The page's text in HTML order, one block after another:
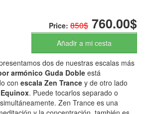
Price: 850$ 760.00$
Añadir a mi cesta
dos de nuestras escalas más
armónico Guda Doble está
con escala Zen Trance y de otro lado
Equinox. Puede tocarlos separado o
Zen Trance es una